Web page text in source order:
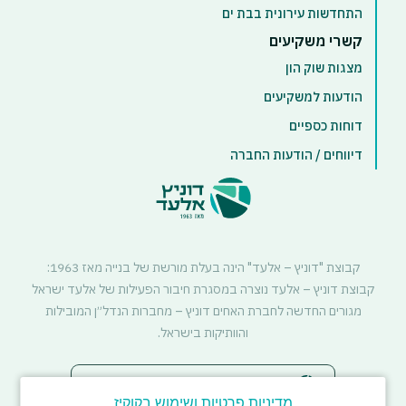
קבוצת "דוניץ – אלעד" הינה בעלת מורשת של בנייה מאז 1963:
קבוצת דוניץ – אלעד נוצרה במסגרת חיבור הפעילות של אלעד ישראל
מגורים החדשה לחברת האחים דוניץ – מחברות הנדל״ן המובילות
והוותיקות בישראל.
התחדשות עירונית בבת ים
קשרי משקיעים
מצגות שוק הון
הודעות למשקיעים
דוחות כספיים
דיווחים / הודעות החברה